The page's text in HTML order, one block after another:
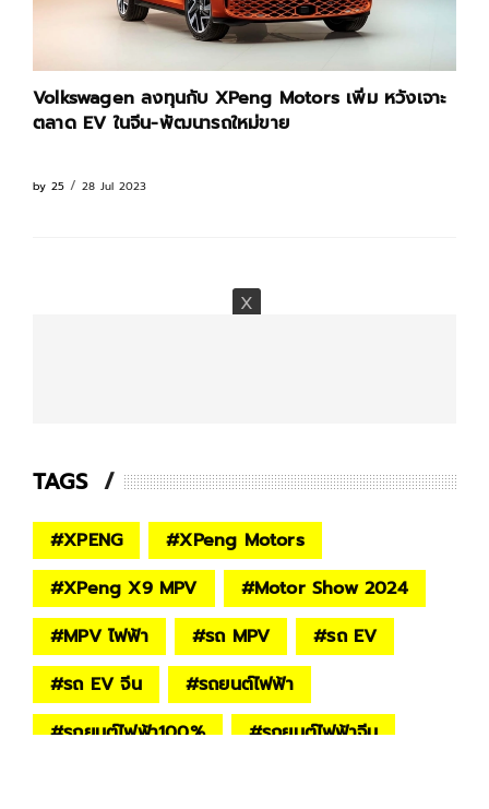
Volkswagen ลงทุนกับ XPeng Motors เพิ่ม หวังเจาะ
ตลาด EV ในจีน-พัฒนารถใหม่ขาย
by 25 28 Jul 2023
TAGS
#XPENG #XPeng Motors
#XPeng X9 MPV #Motor Show 2024
#MPV ไฟฟ้า #รถ MPV #รถ EV
#รถ EV จีน #รถยนต์ไฟฟ้า
#รถยนต์ไฟฟ้า100% #รถยนต์ไฟฟ้าจีน